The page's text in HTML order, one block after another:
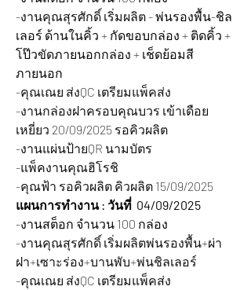
-งานคุณสุรศักดิ์ เริ่มผลิต - พ่นรองพื้น-ชิล
เลอร์ ด้านในคิ้ว + กัดขอบกล่อง + ติดคิ้ว +
โป๊วขัดภายนอกกล่อง + เช็ดย้อมสี
ภายนอก
-คุณเณย ส่งQC เตรียมแพ็คส่ง
-งานกล่องฝาครอบคุณบวร เข้าเดือย
เหยี่ยว 20/09/2025 รอคิวผลิต
-งานแผ่นป้ายQR นามบัตร
-แพ็คงานคุณฮิโรชิ
-คุณฟ้า รอคิวผลิต คิวผลิต 15/09/2025
แผนการทำงาน : วันที่  04/09/2025
-งานสต็อก จำนวน 100 กล่อง
-งานคุณสุรศักดิ์ เริ่มผลิตพ่นรองพื้น+ผ่า
ฝา+เซาะร่อง+บานพับ+พ่นชิลเลอร์
-คุณเณย ส่งQC เตรียมแพ็คส่ง